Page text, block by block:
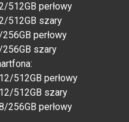
512GB perłowy
512GB szary
perłowy
szary
512GB perłowy
512GB szary
256GB perłowy